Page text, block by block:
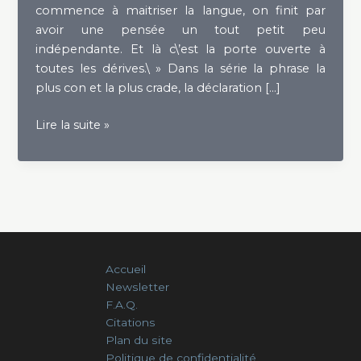
commence à maitriser la langue, on finit par
avoir une pensée un tout petit peu
indépendante. Et là c\’est la porte ouverte à
toutes les dérives.\ » Dans la série la phrase la
plus con et la plus crade, la déclaration […]
Le
des
Lire la suite »
Accueil
Newsletter
F.A.Q.
Citations
Plan du site
Politique de confidentialité